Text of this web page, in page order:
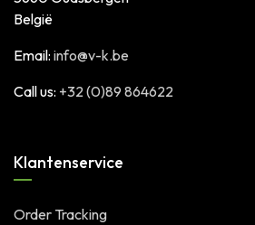
België
Email: info@v-k.be
Call us: +32 (0)89 864622
Klantenservice
Order Tracking